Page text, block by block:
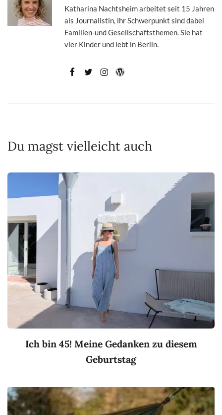
Katharina Nachtsheim arbeitet seit 15 Jahren
als Journalistin, ihr Schwerpunkt sind dabei
Familien-und Gesellschaftsthemen. Sie hat
vier Kinder und lebt in Berlin.
Du magst vielleicht auch
Ich bin 45! Meine Gedanken zu diesem
Geburtstag